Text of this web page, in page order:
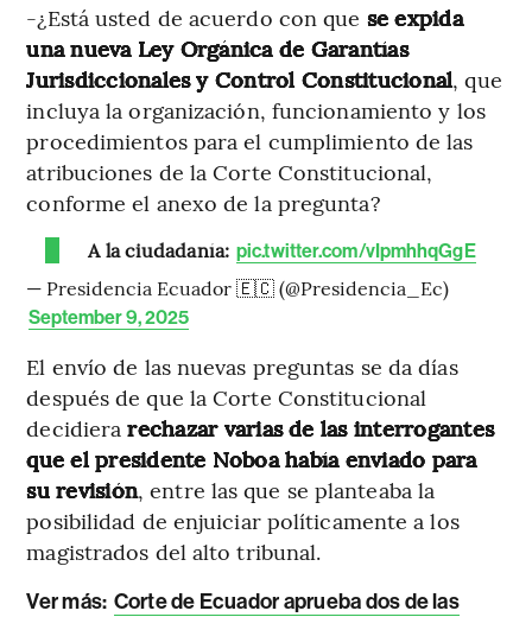
-¿Está usted de acuerdo con que se expida
una nueva Ley Orgánica de Garantías
Jurisdiccionales y Control Constitucional, que
incluya la organización, funcionamiento y los
procedimientos para el cumplimiento de las
atribuciones de la Corte Constitucional,
conforme el anexo de la pregunta?
A la ciudadanía: pic.twitter.com/vIpmhhqGgE
— Presidencia Ecuador 🇪🇨 (@Presidencia_Ec)
September 9, 2025
El envío de las nuevas preguntas se da días
después de que la Corte Constitucional
decidierarechazar varias de las interrogantes
que el presidente Noboa había enviado para
su revisión, entre las que se planteaba la
posibilidad de enjuiciar políticamente a los
magistrados del alto tribunal.
Ver más: Corte de Ecuador aprueba dos de las